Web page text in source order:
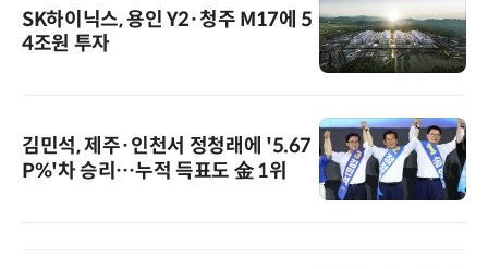
SK하이닉스, 용인 Y2·청주 M17에 5
4조원 투자
김민석, 제주·인천서 정청래에 '5.67
P%'차 승리…누적 득표도 金 1위